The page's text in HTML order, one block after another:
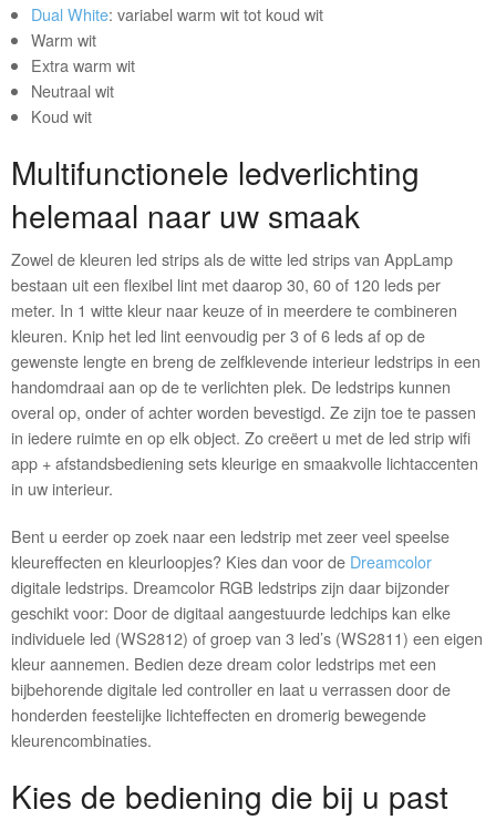
Dual White: variabel warm wit tot koud wit
Warm wit
Extra warm wit
Neutraal wit
Koud wit
Multifunctionele ledverlichting
helemaal naar uw smaak
Zowel de kleuren led strips als de witte led strips van AppLamp
bestaan uit een flexibel lint met daarop 30, 60 of 120 leds per
meter. In 1 witte kleur naar keuze of in meerdere te combineren
kleuren. Knip het led lint eenvoudig per 3 of 6 leds af op de
gewenste lengte en breng de zelfklevende interieur ledstrips in een
handomdraai aan op de te verlichten plek. De ledstrips kunnen
overal op, onder of achter worden bevestigd. Ze zijn toe te passen
in iedere ruimte en op elk object. Zo creëert u met de led strip wifi
app + afstandsbediening sets kleurige en smaakvolle lichtaccenten
in uw interieur.
Bent u eerder op zoek naar een ledstrip met zeer veel speelse
kleureffecten en kleurloopjes? Kies dan voor de Dreamcolor
digitale ledstrips. Dreamcolor RGB ledstrips zijn daar bijzonder
geschikt voor: Door de digitaal aangestuurde ledchips kan elke
individuele led (WS2812) of groep van 3 led’s (WS2811) een eigen
kleur aannemen. Bedien deze dream color ledstrips met een
bijbehorende digitale led controller en laat u verrassen door de
honderden feestelijke lichteffecten en dromerig bewegende
kleurencombinaties.
Kies de bediening die bij u past